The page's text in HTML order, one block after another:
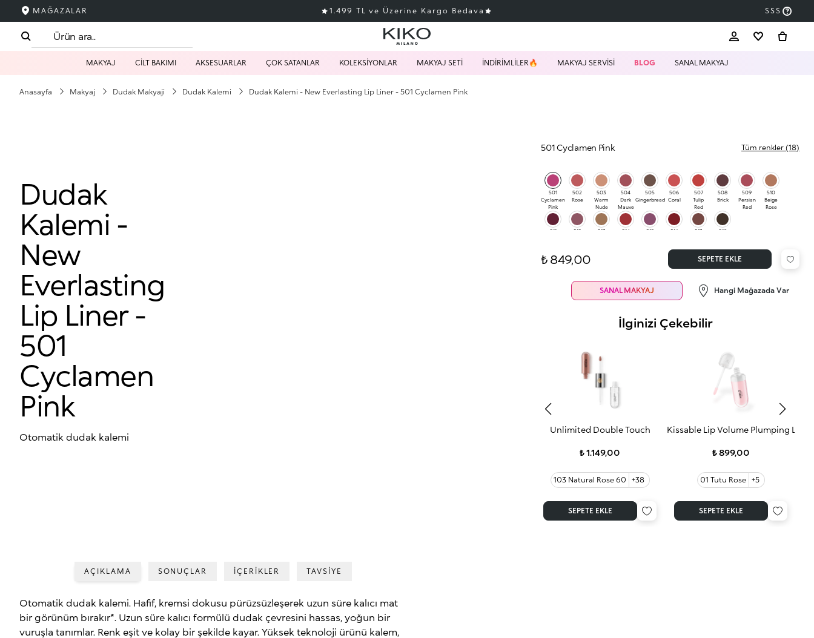
MAĞAZALAR 1.499 TL ve Üzerine Kargo Bedava SSS
MAKYAJ CİLT BAKIMI AKSESUARLAR ÇOK SATANLAR KOLEKSİYONLAR MAKYAJ SETİ İNDİRİMLİLER🔥 MAKYAJ SERVİSİ BLOG SANAL MAKYAJ
Anasayfa Makyaj Dudak Makyaji Dudak Kalemi Dudak Kalemi - New Everlasting Lip Liner - 501 Cyclamen Pink
Dudak
Kalemi -
New
Everlasting
Lip Liner -
501
Cyclamen
Pink
Otomatik dudak kalemi
501 Cyclamen Pink Tüm renkler (18)
501
Cyclamen
Pink
502
Rose
503
Warm
Nude
504
Dark
Mauve
505
Gingerbread
506
Coral
507
Tulip
Red
508
Brick
509
Persian
Red
510
Beige
Rose
511
512
513
514
515
516
517
518
₺ 849,00 SEPETE EKLE
SANAL MAKYAJ Hangi Mağazada Var
İlginizi Çekebilir
Unlimited Double Touch
₺ 1.149,00
103 Natural Rose 60 +38
SEPETE EKLE
Kissable Lip Volume Plumping Lip
₺ 899,00
01 Tutu Rose +5
SEPETE EKLE
AÇIKLAMA SONUÇLAR İÇERİKLER TAVSİYE
Otomatik dudak kalemi. Hafif, kremsi dokusu pürüzsüzleşerek uzun süre kalıcı mat
bir görünüm bırakır*. Uzun süre kalıcı formülü dudak çevresini hassas, yoğun bir
vuruşla tanımlar. Renk eşit ve kolay bir şekilde kayar. Yüksek teknoloji ürünü kalem,